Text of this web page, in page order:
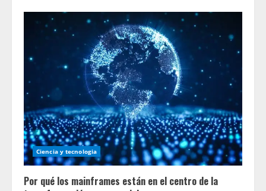
Ciencia y tecnologia
Por qué los mainframes están en el centro de la